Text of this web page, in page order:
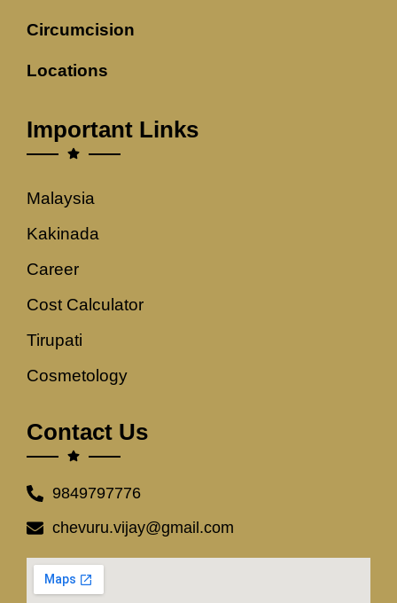
Circumcision
Locations
Important Links
Malaysia
Kakinada
Career
Cost Calculator
Tirupati
Cosmetology
Contact Us
9849797776
chevuru.vijay@gmail.com